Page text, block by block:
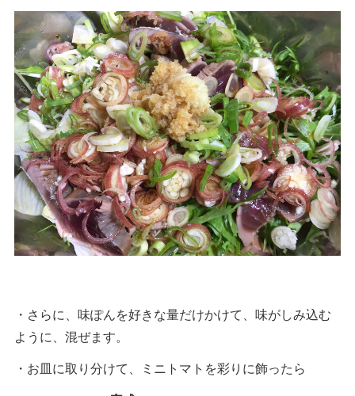
・さらに、味ぽんを好きな量だけかけて、味がしみ込む
ように、混ぜます。
・お皿に取り分けて、ミニトマトを彩りに飾ったら